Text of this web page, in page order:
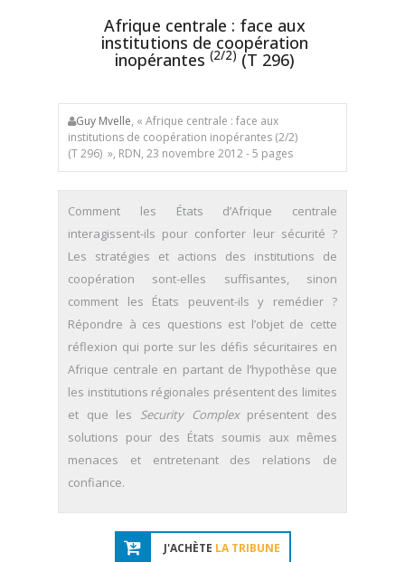
Afrique centrale : face aux
institutions de coopération
inopérantes (2/2) (T 296)
Guy Mvelle, « Afrique centrale : face aux
institutions de coopération inopérantes (2/2)
(T 296) », RDN, 23 novembre 2012 - 5 pages
Comment les États d’Afrique centrale
interagissent-ils pour conforter leur sécurité ?
Les stratégies et actions des institutions de
coopération sont-elles suffisantes, sinon
comment les États peuvent-ils y remédier ?
Répondre à ces questions est l’objet de cette
réflexion qui porte sur les défis sécuritaires en
Afrique centrale en partant de l’hypothèse que
les institutions régionales présentent des limites
et que les Security Complexprésentent des
solutions pour des États soumis aux mêmes
menaces et entretenant des relations de
confiance.
J'ACHÈTE LA TRIBUNE